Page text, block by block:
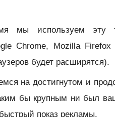
мы используем эту
Chrome, Mozilla
будет расширятся).
на достигнутом и
бы крупным ни был
показ рекламы.